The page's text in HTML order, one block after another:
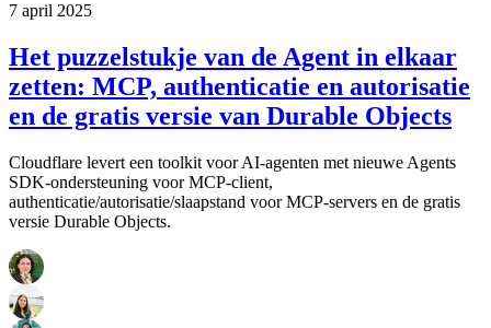
7 april 2025
Het puzzelstukje van de Agent in elkaar
zetten: MCP, authenticatie en autorisatie
en de gratis versie van Durable Objects
Cloudflare levert een toolkit voor AI-agenten met nieuwe Agents
SDK-ondersteuning voor MCP-client,
authenticatie/autorisatie/slaapstand voor MCP-servers en de gratis
versie Durable Objects.